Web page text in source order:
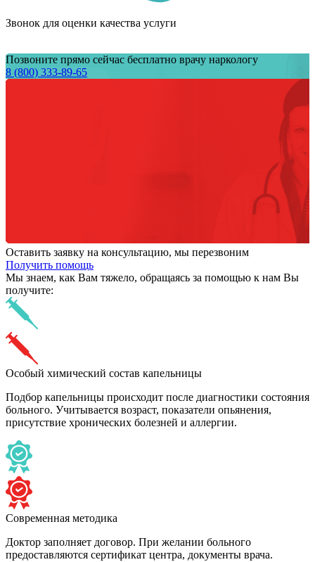
Звонок для оценки качества услуги
Позвоните прямо сейчас бесплатно врачу наркологу
8 (800) 333-89-65
Оставить заявку на консультацию, мы перезвоним
Получить помощь
Мы знаем, как Вам тяжело, обращаясь за помощью к нам Вы
получите:
Особый химический состав капельницы
Подбор капельницы происходит после диагностики состояния
больного. Учитывается возраст, показатели опьянения,
присутствие хронических болезней и аллергии.
Современная методика
Доктор заполняет договор. При желании больного
предоставляются сертификат центра, документы врача.